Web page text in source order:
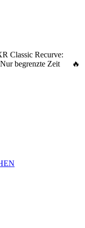
Classic Recurve:
begrenzte Zeit 🔥